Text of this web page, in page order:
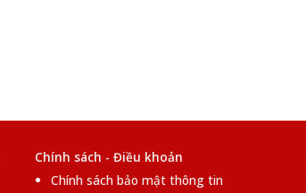
Chính sách - Điều khoản
Chính sách bảo mật thông tin